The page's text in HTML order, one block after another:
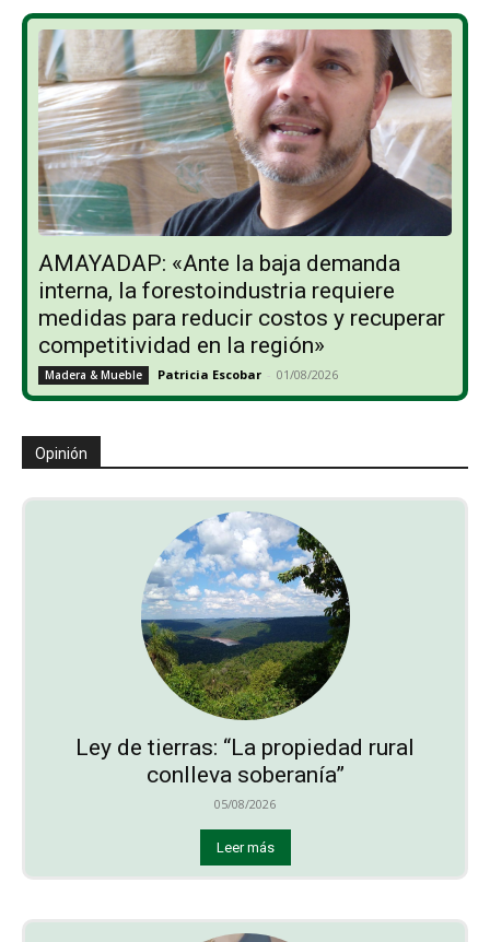
AMAYADAP: «Ante la baja demanda
interna, la forestoindustria requiere
medidas para reducir costos y recuperar
competitividad en la región»
Madera & Mueble Patricia Escobar - 01/08/2026
Opinión
Ley de tierras: “La propiedad rural
conlleva soberanía”
05/08/2026
Leer más